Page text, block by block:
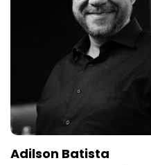
Adilson Batista